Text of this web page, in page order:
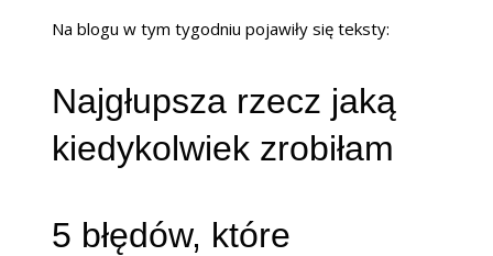
Na blogu w tym tygodniu pojawiły się teksty:
Najgłupsza rzecz jaką
kiedykolwiek zrobiłam
5 błędów, które